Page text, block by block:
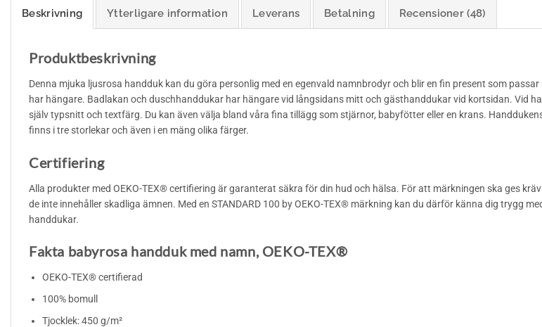
Beskrivning Ytterligare information Leverans Betalning Recensioner (48)
Produktbeskrivning
Denna mjuka ljusrosa handduk kan du göra personlig med en egenvald namnbrodyr och blir en fin present som
har hängare. Badlakan och duschhanddukar har hängare vid långsidans mitt och gästhanddukar vid kortsidan. Vid
själv typsnitt och textfärg. Du kan även välja bland våra fina tillägg som stjärnor, babyfötter eller en krans.
finns i tre storlekar och även i en mäng olika färger.
Certifiering
Alla produkter med OEKO-TEX® certifiering är garanterat säkra för din hud och hälsa. För att märkningen ska ges
de inte innehåller skadliga ämnen. Med en STANDARD 100 by OEKO-TEX® märkning kan du därför känna dig trygg
handdukar.
Fakta babyrosa handduk med namn, OEKO-TEX®
OEKO-TEX® certifierad
100% bomull
Tjocklek: 450 g/m²